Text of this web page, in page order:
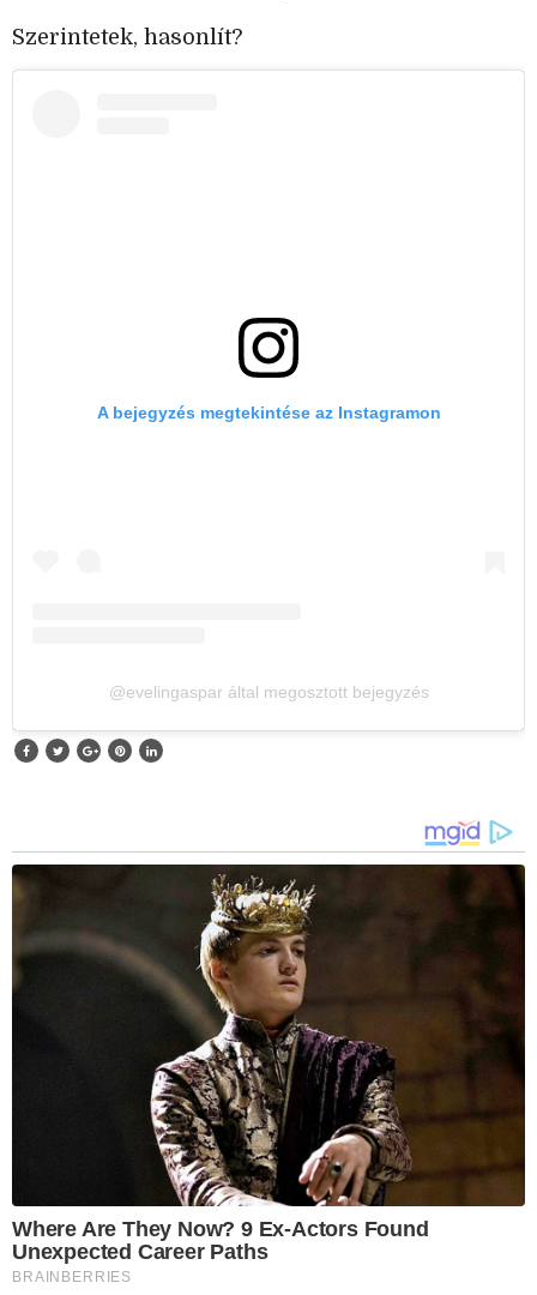
Szerintetek, hasonlít?
A bejegyzés megtekintése az Instagramon
@evelingaspar által megosztott bejegyzés
Where Are They Now? 9 Ex-Actors Found
Unexpected Career Paths
BRAINBERRIES